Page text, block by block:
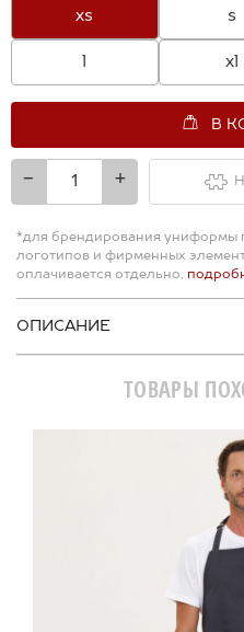
xs s
l xl
+
-
В
*для брендирования униформы
логотипов и фирменных
оплачивается отдельно,
ОПИСАНИЕ
ТОВАРЫ